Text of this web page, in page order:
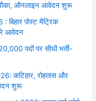
ऑनलाइन आवेदन शुरू
पोस्ट मैट्रिक
आवेदन
पदों पर सीधी भर्ती-
कटिहार, रोहतास और
शुरू